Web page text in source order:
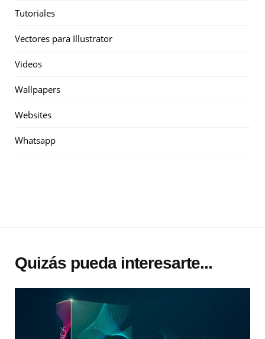
Tutoriales
Vectores para Illustrator
Videos
Wallpapers
Websites
Whatsapp
Quizás pueda interesarte...